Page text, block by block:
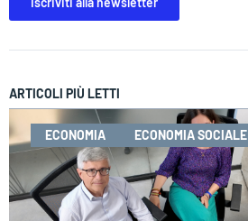
ARTICOLI PIÙ LETTI
ECONOMIA ECONOMIA SOCIALE